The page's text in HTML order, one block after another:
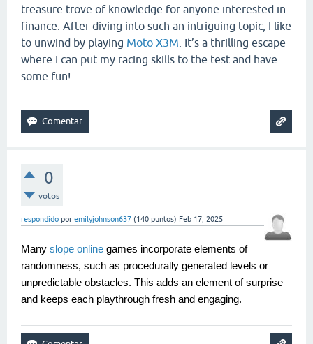
treasure trove of knowledge for anyone interested in
finance. After diving into such an intriguing topic, I like
to unwind by playing Moto X3M . It’s a thrilling escape
where I can put my racing skills to the test and have
some fun!
0
votos
respondido por emilyjohnson637 (140 puntos) Feb 17, 2025
Many slope online games incorporate elements of
randomness, such as procedurally generated levels or
unpredictable obstacles. This adds an element of surprise
and keeps each playthrough fresh and engaging.